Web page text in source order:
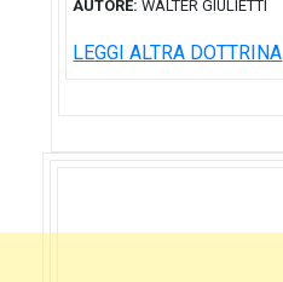
AUTORE: WALTER GIULIETTI
LEGGI ALTRA DOTTRINA